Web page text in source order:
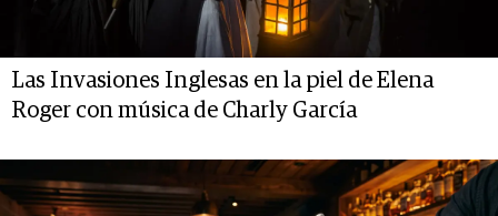
Las Invasiones Inglesas en la piel de Elena
Roger con música de Charly García